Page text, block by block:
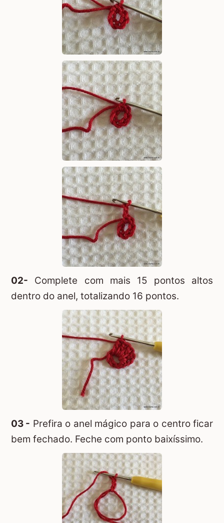
02- Complete com mais 15 pontos altos
dentro do anel, totalizando 16 pontos.
03 - Prefira o anel mágico para o centro ficar
bem fechado. Feche com ponto baixíssimo.